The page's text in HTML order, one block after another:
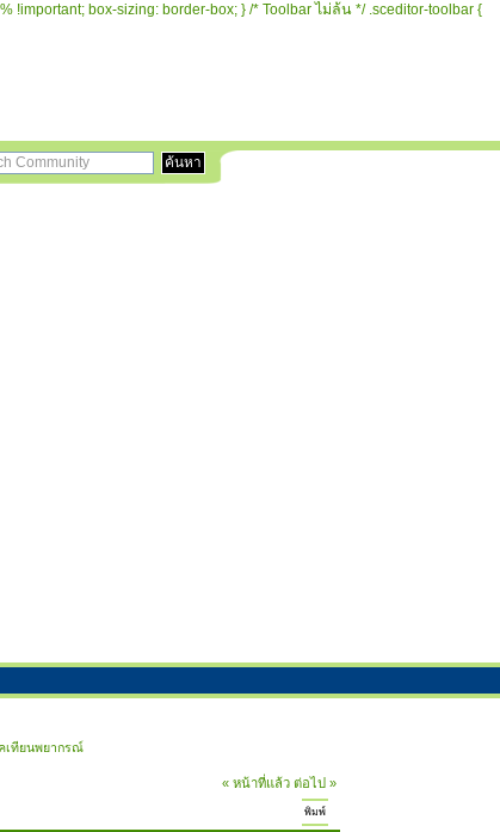
!important; box-sizing: border-box; } /* Toolbar ไม่ล้น */ .sceditor-toolbar {
เทียนพยากรณ์
« หน้าที่แล้ว ต่อไป »
พิมพ์